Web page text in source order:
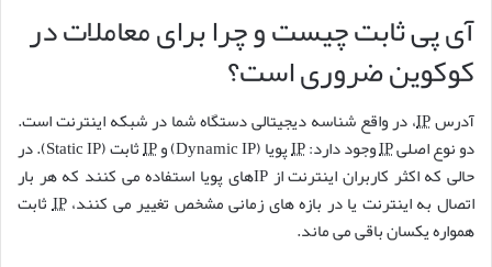
آی پی ثابت چیست و چرا برای معاملات در
کوکوین ضروری است؟
آدرسIP، در واقع شناسه دیجیتالی دستگاه شما در شبکه اینترنت است.
دو نوع اصلیIPوجود دارد:IPپویا (Dynamic IP) و IP
ثابت (Static IP). در
حالی که اکثر کاربران اینترنت از IPهای پویا استفاده می کنند که هر بار
اتصال به اینترنت یا در بازه های زمانی مشخص تغییر می کنند،IPثابت
همواره یکسان باقی می ماند.